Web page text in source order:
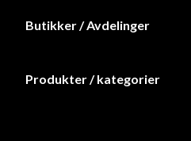
Butikker / Avdelinger
Produkter / kategorier